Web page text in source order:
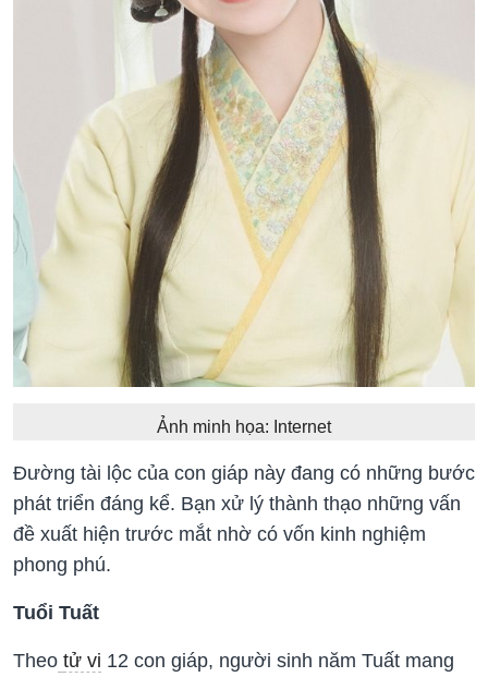
Ảnh minh họa: Internet
Đường tài lộc của con giáp này đang có những bước
phát triển đáng kể. Bạn xử lý thành thạo những vấn
đề xuất hiện trước mắt nhờ có vốn kinh nghiệm
phong phú.
Tuổi Tuất
Theo tử vi 12 con giáp, người sinh năm Tuất mang